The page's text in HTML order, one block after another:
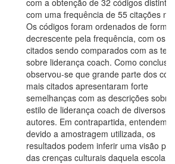
com a obtenção de 32 códigos
com uma frequência de 55 citações no
Os códigos foram ordenados de forma
decrescente pela frequência, com os
citados sendo comparados com as
sobre liderança coach. Como
observou-se que grande parte dos
mais citados apresentaram forte
semelhanças com as descrições sobre
estilo de liderança coach de diversos
autores. Em contrapartida,
devido a amostragem utilizada, os
resultados podem inferir uma visão
das crenças culturais daquela escola